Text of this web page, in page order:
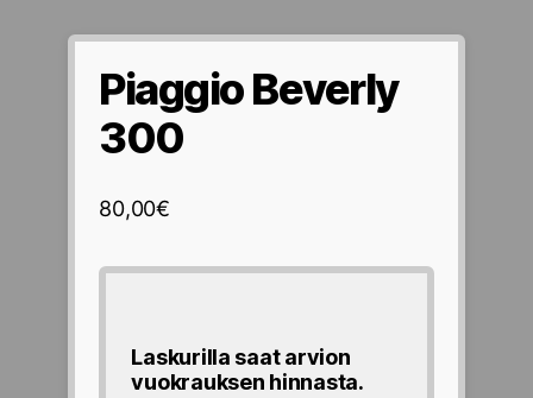
Piaggio Beverly
300
80,00€
Laskurilla saat arvion
vuokrauksen hinnasta.